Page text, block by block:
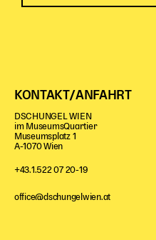
KONTAKT/ANFAHRT
DSCHUNGEL WIEN
im MuseumsQuartier
Museumsplatz 1
A-1070 Wien
+43.1.522 07 20-19
office@dschungelwien.at